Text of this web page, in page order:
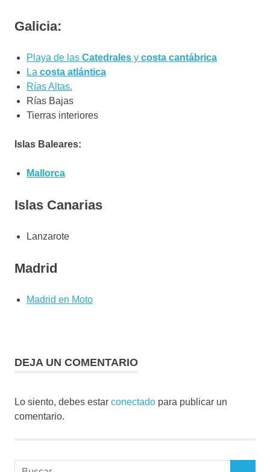
Galicia:
Playa de las Catedrales y costa cantábrica
La costa atlántica
Rías Altas.
Rías Bajas
Tierras interiores
Islas Baleares:
Mallorca
Islas Canarias
Lanzarote
Madrid
Madrid en Moto
DEJA UN COMENTARIO
Lo siento, debes estar conectado para publicar un
comentario.
Buscar: